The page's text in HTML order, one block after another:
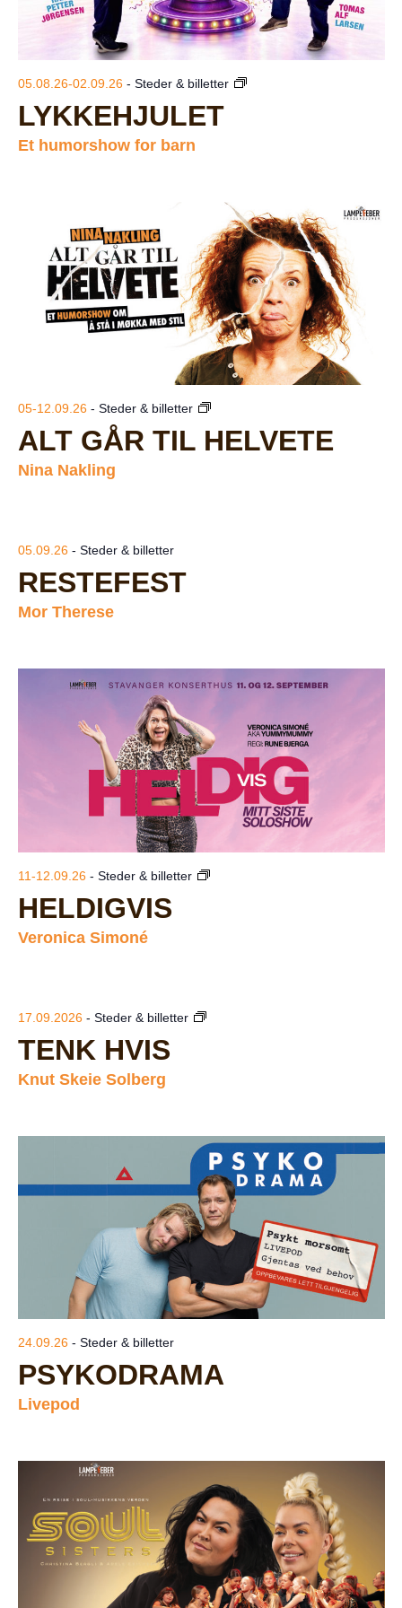
LYKKEHJULET
Et humorshow for barn
05.08.26-02.09.26 - Steder & billetter
ALT GÅR TIL HELVETE
Nina Nakling
05-12.09.26 - Steder & billetter
RESTEFEST
Mor Therese
05.09.26 - Steder & billetter
HELDIGVIS
Veronica Simoné
11-12.09.26 - Steder & billetter
TENK HVIS
Knut Skeie Solberg
17.09.2026 - Steder & billetter
PSYKODRAMA
Livepod
24.09.26 - Steder & billetter